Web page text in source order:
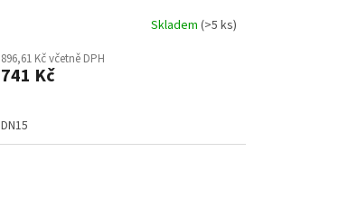
Skladem (>5 ks)
896,61 Kč včetně DPH
741 Kč
DN15